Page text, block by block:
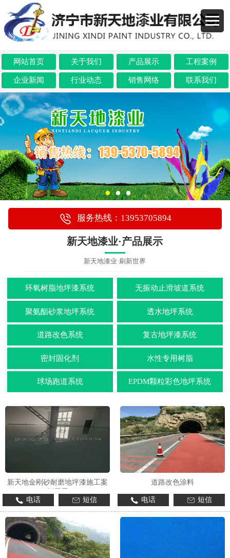
网站首页 关于我们 产品展示 工程案例
企业新闻 行业动态 销售网络 联系我们
1
服务热线：13953705894
新天地漆业·产品展示
新天地漆业·刷新世界
环氧树脂地坪漆系统 无振动止滑坡道系统
聚氨酯砂浆地坪系统 透水地坪系统
道路改色系统 复古地坪漆系统
密封固化剂 水性专用树脂
球场跑道系统 EPDM颗粒彩色地坪系统
新天地金刚砂耐磨地坪漆施工案
电话
短信
道路改色涂料
电话 短信